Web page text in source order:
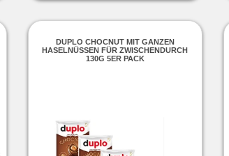
DUPLO CHOCNUT MIT GANZEN
HASELNÜSSEN FÜR ZWISCHENDURCH
130G 5ER PACK